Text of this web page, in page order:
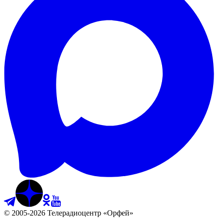
© 2005-2026 Телерадиоцентр «Орфей»